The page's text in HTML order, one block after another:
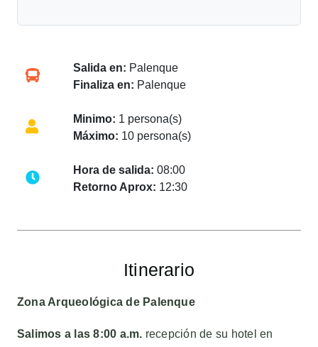
Salida en: Palenque
Finaliza en: Palenque
Minimo: 1 persona(s)
Máximo: 10 persona(s)
Hora de salida: 08:00
Retorno Aprox: 12:30
Itinerario
Zona Arqueológica de Palenque
Salimos a las 8:00 a.m. recepción de su hotel en